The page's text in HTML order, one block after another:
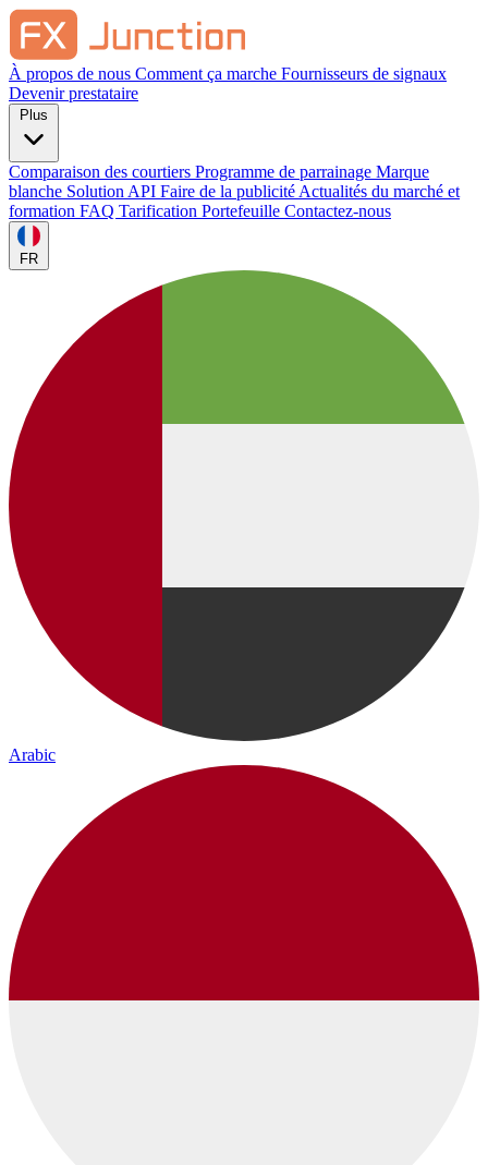
À propos de nous Comment ça marche Fournisseurs de signaux
Devenir prestataire
Comparaison des courtiers Programme de parrainage Marque
blanche Solution API Faire de la publicité Actualités du marché et
formation FAQ Tarification Portefeuille Contactez-nous
FR
Arabic